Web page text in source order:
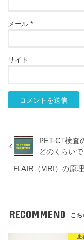
メール*
サイト
PET-CT検査
どのくらい
FLAIR（MRI）の原
RECOMMEND こち
患